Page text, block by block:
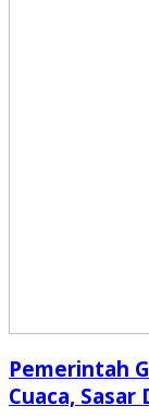
Pemerintah
Cuaca, Sasar